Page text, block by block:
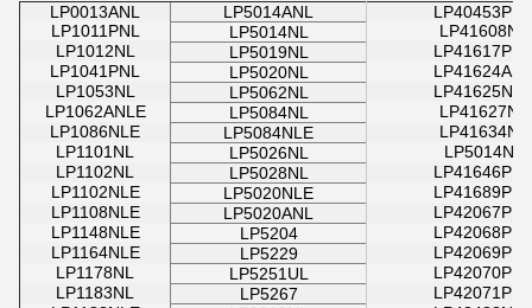
LP0013ANL LP5014ANL
LP40453PNL
LP1011PNL
LP5014NL
LP41608NL
LP1012NL
LP5019NL
LP41617PNL
LP1041PNL
LP5020NL
LP41624ANL
LP1053NL
LP5062NL
LP41625NLE
LP1062ANLE
LP5084NL
LP41627NL
LP1086NLE
LP5084NLE
LP41634NL
LP1101NL
LP5026NL
LP5014NL
LP1102NL
LP5028NL
LP41646PNL
LP1102NLE
LP5020NLE
LP41689PNL
LP1108NLE
LP5020ANL
LP42067PNL
LP1148NLE
LP5204
LP42068PNL
LP1164NLE
LP5229
LP42069PNL
LP1178NL
LP5251UL
LP42070PNL
LP1183NL
LP5267
LP42071PNL